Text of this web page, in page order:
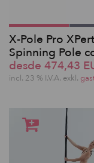
X-Pole Pro
Spinning Pole
desde 474,43
incl. 23 % I.V.A. exkl.